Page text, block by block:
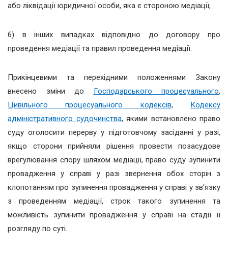
або ліквідації юридичної особи, яка є стороною медіації;
6) в інших випадках відповідно до договору про
проведення медіації та правил проведення медіації.
Прикінцевими та перехідними положеннями Закону
внесено зміни до Господарського процесуального,
Цивільного процесуального кодексів, Кодексу
адміністративного судочинства, якими встановлено право
суду оголосити перерву у підготовчому засіданні у разі,
якщо сторони прийняли рішення провести позасудове
врегулювання спору шляхом медіації, право суду зупинити
провадження у справі у разі звернення обох сторін з
клопотанням про зупинення провадження у справі у зв'язку
з проведенням медіації, строк такого зупинення та
можливість зупинити провадження у справі на стадії її
розгляду по суті.